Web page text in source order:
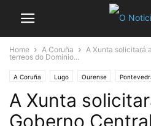
Home A Coruña
A Xunta solicitará
terreos do Dominio...
A Coruña Lugo Ourense
A Xunta
Goberno